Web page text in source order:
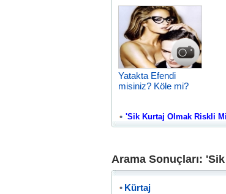
Yatakta Efendi
misiniz? Köle mi?
'Sik Kurtaj Olmak Riskli
Arama Sonuçları:
Kürtaj